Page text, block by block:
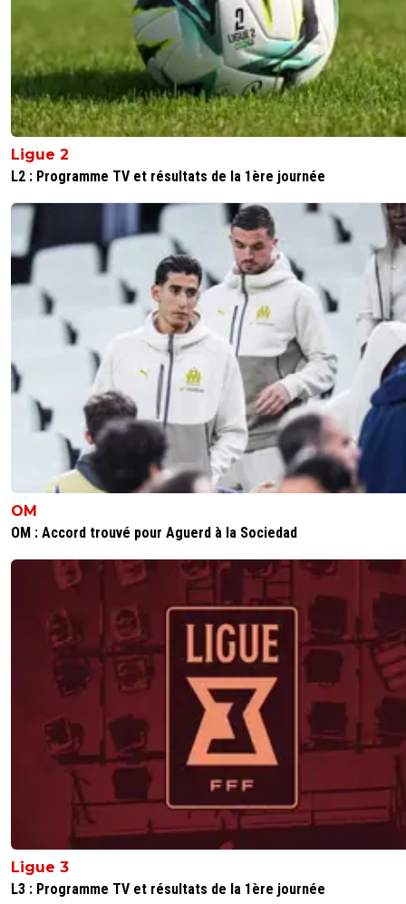
Ligue 2
L2 : Programme TV et résultats de la 1ère journée
OM
OM : Accord trouvé pour Aguerd à la Sociedad
Ligue 3
L3 : Programme TV et résultats de la 1ère journée